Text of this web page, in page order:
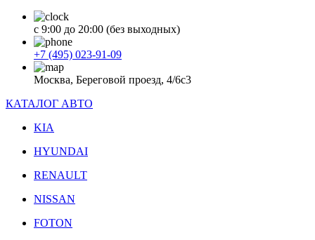
с 9:00 до 20:00 (без выходных)
+7 (495) 023-91-09
Москва, Береговой проезд, 4/6с3
КАТАЛОГ АВТО
KIA
HYUNDAI
RENAULT
NISSAN
FOTON